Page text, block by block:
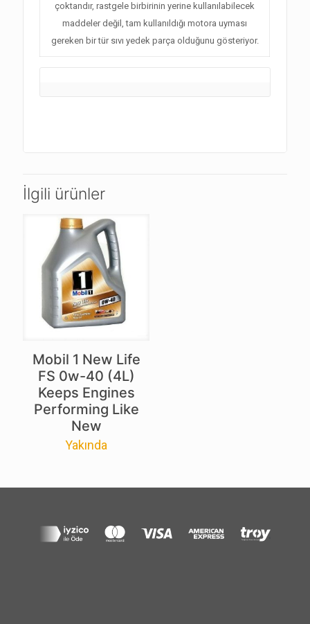
çoktandır, rastgele birbirinin yerine kullanılabilecek
maddeler değil, tam kullanıldığı motora uyması
gereken bir tür sıvı yedek parça olduğunu gösteriyor.
İlgili ürünler
Mobil 1 New Life
FS 0w-40 (4L)
Keeps Engines
Performing Like
New
Yakında